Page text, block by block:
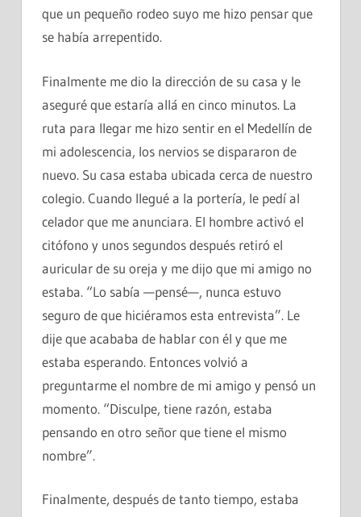
que un pequeño rodeo suyo me hizo pensar que
se había arrepentido.
Finalmente me dio la dirección de su casa y le
aseguré que estaría allá en cinco minutos. La
ruta para llegar me hizo sentir en el Medellín de
mi adolescencia, los nervios se dispararon de
nuevo. Su casa estaba ubicada cerca de nuestro
colegio. Cuando llegué a la portería, le pedí al
celador que me anunciara. El hombre activó el
citófono y unos segundos después retiró el
auricular de su oreja y me dijo que mi amigo no
estaba. “Lo sabía —pensé—, nunca estuvo
seguro de que hiciéramos esta entrevista”. Le
dije que acababa de hablar con él y que me
estaba esperando. Entonces volvió a
preguntarme el nombre de mi amigo y pensó un
momento. “Disculpe, tiene razón, estaba
pensando en otro señor que tiene el mismo
nombre”.
Finalmente, después de tanto tiempo, estaba